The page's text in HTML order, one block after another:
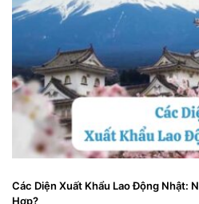
Các Diện Xuất Khẩu Lao Động Nhật:
Hợp?